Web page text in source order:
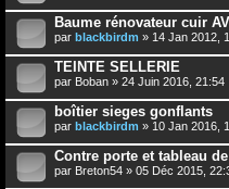
Baume rénovateur cuir
par blackbirdm » 14 Jan 2012,
TEINTE SELLERIE
par Boban » 24 Juin 2016, 21:54
boîtier sieges gonflants
par blackbirdm » 10 Jan 2016,
Contre porte et tableau
par Breton54 » 05 Déc 2015,